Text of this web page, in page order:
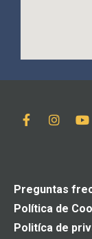
Preguntas
Política de
Politíca de